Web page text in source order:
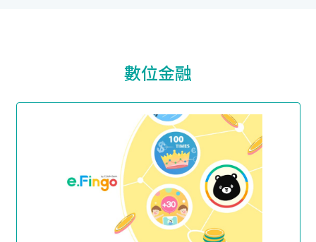
數位金融